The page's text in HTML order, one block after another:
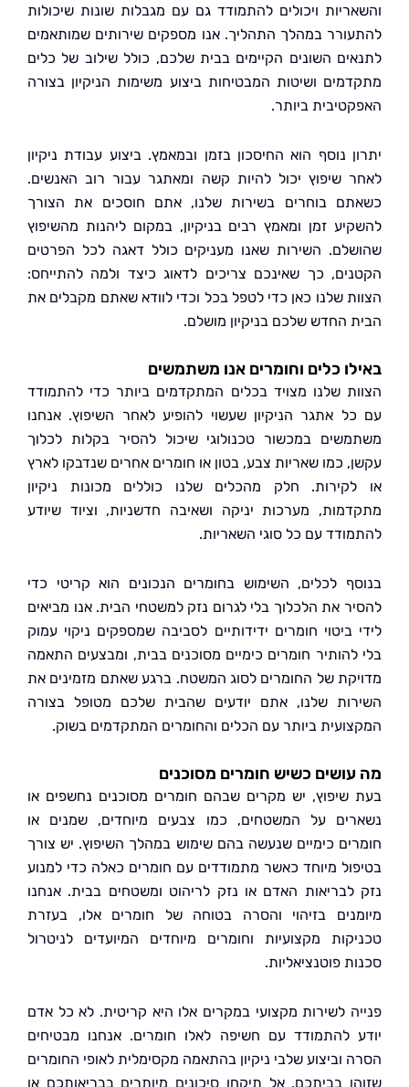
ויכולים להתמודד גם עם מגבלות שונות שיכולות
במהלך התהליך. אנו מספקים שירותים שמותאמים
השונים הקיימים בבית שלכם, כולל שילוב של כלים
ושיטות המבטיחות ביצוע משימות הניקיון בצורה
ביותר.
נוסף הוא החיסכון בזמן ובמאמץ. ביצוע עבודת ניקיון
שיפוץ יכול להיות קשה ומאתגר עבור רוב האנשים.
בוחרים בשירות שלנו, אתם חוסכים את הצורך
זמן ומאמץ רבים בניקיון, במקום ליהנות מהשיפוץ
השירות שאנו מעניקים כולל דאגה לכל הפרטים
כך שאינכם צריכים לדאוג כיצד ולמה להתייחס:
שלנו כאן כדי לטפל בכל וכדי לוודא שאתם מקבלים את
החדש שלכם בניקיון מושלם.
כלים וחומרים אנו משתמשים
שלנו מצויד בכלים המתקדמים ביותר כדי להתמודד
אתגר הניקיון שעשוי להופיע לאחר השיפוץ. אנחנו
במכשור טכנולוגי שיכול להסיר בקלות לכלוך
כמו שאריות צבע, בטון או חומרים אחרים שנדבקו לארץ
חלק מהכלים שלנו כוללים מכונות ניקיון
מערכות יניקה ושאיבה חדשניות, וציוד שיודע
עם כל סוגי השאריות.
לכלים, השימוש בחומרים הנכונים הוא קריטי כדי
את הלכלוך בלי לגרום נזק למשטחי הבית. אנו מביאים
ביטוי חומרים ידידותיים לסביבה שמספקים ניקוי עמוק
חומרים כימיים מסוכנים בבית, ומבצעים התאמה
של החומרים לסוג המשטח. ברגע שאתם מזמינים את
שלנו, אתם יודעים שהבית שלכם מטופל בצורה
ביותר עם הכלים והחומרים המתקדמים בשוק.
כשיש חומרים מסוכנים
יש מקרים שבהם חומרים מסוכנים נחשפים או
על המשטחים, כמו צבעים מיוחדים, שמנים או
כימיים שנעשה בהם שימוש במהלך השיפוץ. יש צורך
מיוחד כאשר מתמודדים עם חומרים כאלה כדי למנוע
האדם או נזק לריהוט ומשטחים בבית. אנחנו
בזיהוי והסרה בטוחה של חומרים אלו, בעזרת
מקצועיות וחומרים מיוחדים המיועדים לניטרול
פוטנציאליות.
לשירות מקצועי במקרים אלו היא קריטית. לא כל אדם
להתמודד עם חשיפה לאלו חומרים. אנחנו מבטיחים
וביצוע שלבי ניקיון בהתאמה מקסימלית לאופי החומרים
בביתכם. אל תיקחו סיכונים מיותרים בבריאותכם או